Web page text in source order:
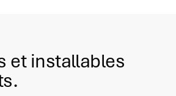
et installables